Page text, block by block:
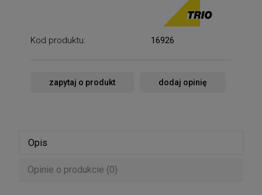
Kod produktu: 16926
zapytaj o produkt dodaj opinię
Opis
Opinie o produkcie (0)